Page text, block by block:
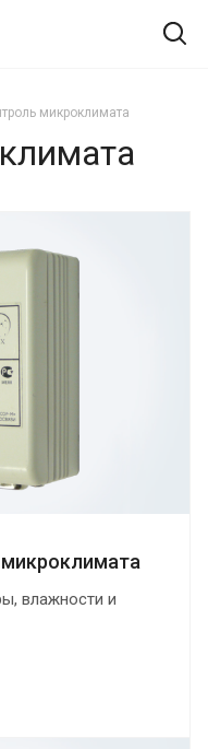
микроклимата
влажности и